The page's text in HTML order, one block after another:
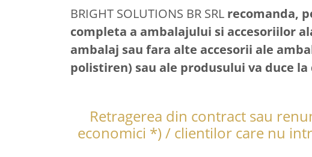
BRIGHT SOLUTIONS BR SRL recomanda,
completa a ambalajului si accesoriilor
ambalaj sau fara alte accesorii ale
polistiren) sau ale produsului va duce
Retragerea din contract sau
economici *) / clientilor care nu